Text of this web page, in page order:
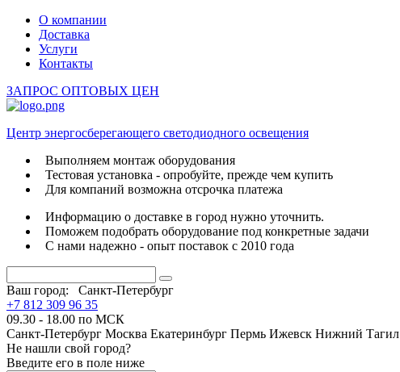
О компании
Доставка
Услуги
Контакты
ЗАПРОС ОПТОВЫХ ЦЕН
Центр энергосберегающего светодиодного освещения
Выполняем монтаж оборудования
Тестовая установка - опробуйте, прежде чем купить
Для компаний возможна отсрочка платежа
Информацию о доставке в город нужно уточнить.
Поможем подобрать оборудование под конкретные задачи
С нами надежно - опыт поставок с 2010 года
Ваш город:
Санкт-Петербург
+7 812 309 96 35
09.30 - 18.00 по МСК
Санкт-Петербург Москва Екатеринбург Пермь Ижевск Нижний Тагил
Не нашли свой город?
Введите его в поле ниже